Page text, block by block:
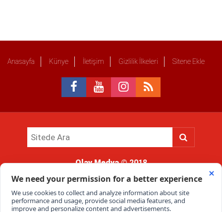
Anasayfa Künye İletişim Gizlilik İlkeleri Sitene Ekle
Olay Medya© 2018
kullanımı hukuki yaptırıma tabidir.